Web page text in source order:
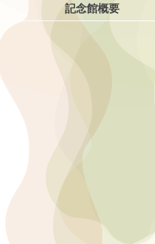
記念館概要